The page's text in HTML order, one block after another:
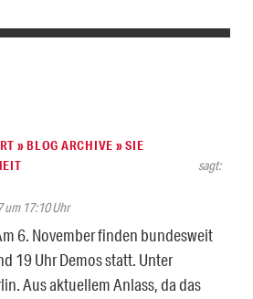
» BLOG ARCHIVE » SIE
sagt:
um 17:10 Uhr
6. November finden bundesweit
19 Uhr Demos statt. Unter
Aus aktuellem Anlass, da das